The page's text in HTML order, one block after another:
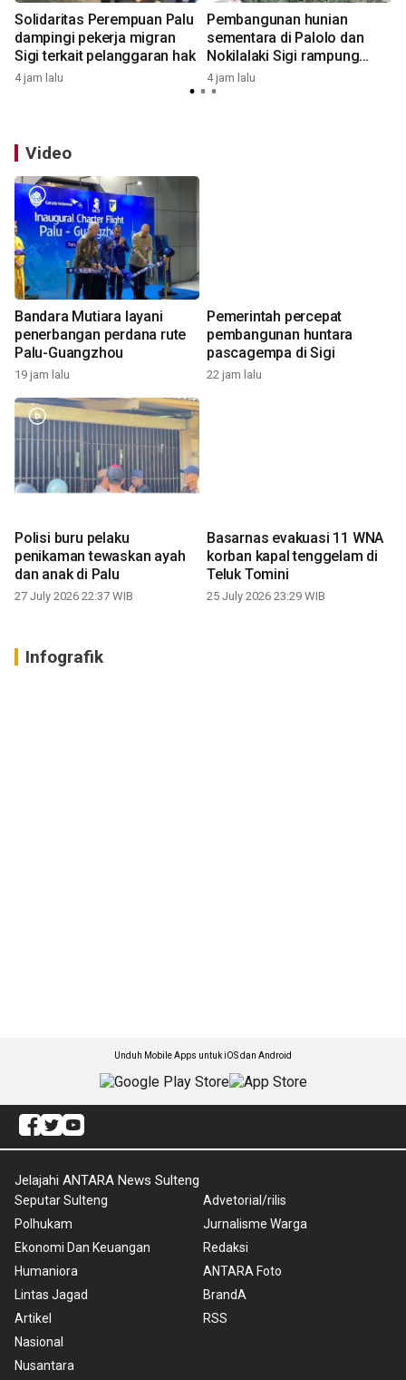
Solidaritas Perempuan Palu
dampingi pekerja migran
Sigi terkait pelanggaran hak
4 jam lalu
Pembangunan hunian
sementara di Palolo dan
Nokilalaki Sigi rampung
September
4 jam lalu
Video
Bandara Mutiara layani
penerbangan perdana rute
Palu-Guangzhou
19 jam lalu
Pemerintah percepat
pembangunan huntara
pascagempa di Sigi
22 jam lalu
Polisi buru pelaku
penikaman tewaskan ayah
dan anak di Palu
27 July 2026 22:37 WIB
Basarnas evakuasi 11 WNA
korban kapal tenggelam di
Teluk Tomini
25 July 2026 23:29 WIB
Infografik
Unduh Mobile Apps untuk iOS dan Android
Jelajahi ANTARA News Sulteng
Seputar Sulteng
Polhukam
Ekonomi Dan Keuangan
Humaniora
Lintas Jagad
Artikel
Nasional
Nusantara
Advetorial/rilis
Jurnalisme Warga
Redaksi
ANTARA Foto
BrandA
RSS